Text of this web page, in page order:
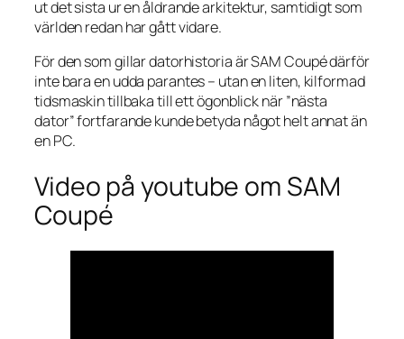
ut det sista ur en åldrande arkitektur, samtidigt som
världen redan har gått vidare.
För den som gillar datorhistoria är SAM Coupé därför
inte bara en udda parantes – utan en liten, kilformad
tidsmaskin tillbaka till ett ögonblick när ”nästa
dator” fortfarande kunde betyda något helt annat än
en PC.
Video på youtube om SAM
Coupé